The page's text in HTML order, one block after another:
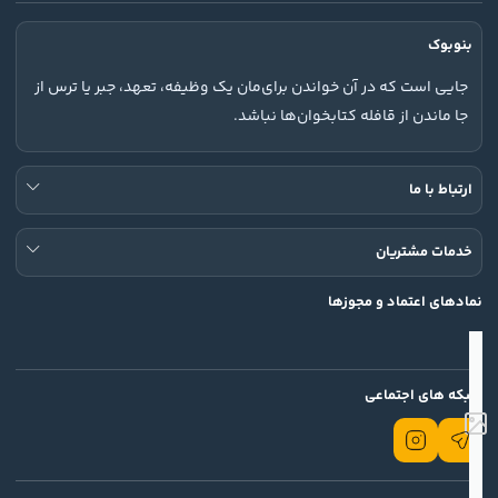
منتشر شده است.
درباره نادر ابراهيمي، نويسنده کتاب «چهل نامه‌ي کوتاه به
همسرم»
نادر ابراهيمي، متولد سال 1315 در تهران و درگذشته به سال
1387، داستان‌نويس، نويسنده و ناشر حوزه کودک و نوجوان،
فيلمنامه‌نويس، نمايشنامه‌نويس و شاعر ايراني است. ابراهيمي
در نوجواني وارد فعاليت سياسي شد و بابت کار سياسي به زندان
افتاد. بعد از گرفتن ديپلم ادبي از دبيرستان دارالفنون به تحصيل
در رشته حقوق پرداخت، اما آن را نيمه‌کاره رها کرد و تحصيلات
دانشگاهي خود را در رشته زبان و ادبيات انگليسي ادامه داد. در
نادر ابراهيمي در زمينه ادبيات کودک و نوجوان نيز بسيار فعال
بود. او و همسرش، فرزانه منصوري (ابراهيمي) «مؤسسه همگام
با کودکان و نوجوانان» را، به منظور فعاليتهاي فرهنگي در اين
زمينه، تأسيس کردند. بخش انتشارات اين مؤسسه در
بنوبوک
جایی است که در آن خواندن برای‌مان یک وظیفه، تعهد، جبر یا ترس از
جا ماندن از قافله کتابخوان‌ها نباشد.
ارتباط با ما
خدمات مشتریان
نمادهای اعتماد و مجوزها
شبکه های اجتماعی